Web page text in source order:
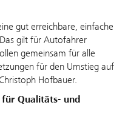
gut erreichbare, einfache
gilt für Autofahrer
gemeinsam für alle
für den Umstieg auf
Hofbauer.
Qualitäts- und